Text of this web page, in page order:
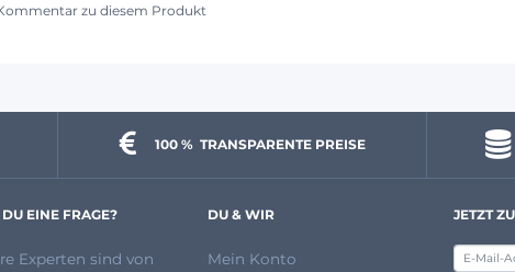
zu diesem Produkt
100 % TRANSPARENTE PREISE
EINE FRAGE?
Experten sind von
DU & WIR
Mein Konto
JETZT